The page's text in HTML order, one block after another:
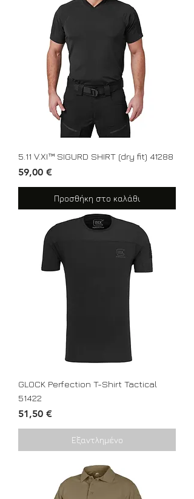
5.11 V.XI™ SIGURD SHIRT (dry fit) 41288
Τιμή
59,00 €
Προσθήκη στο καλάθι
GLOCK Perfection T-Shirt Tactical
51422
Τιμή
51,50 €
Εξαντλημένο